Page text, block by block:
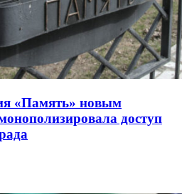
«Память» новым
доступ